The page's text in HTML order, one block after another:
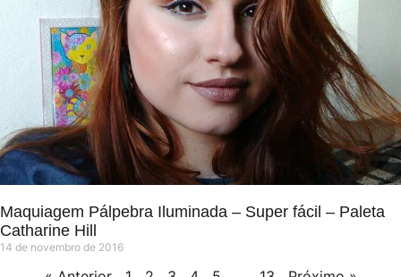
Maquiagem Pálpebra Iluminada – Super fácil – Paleta
Catharine Hill
14 de novembro de 2016